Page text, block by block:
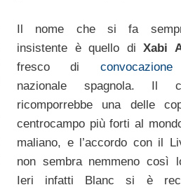
Il nome che si fa
insistente è quello di Xabi
fresco di
nazionale spagnola. Il
ricomporrebbe una delle
centrocampo più forti al
maliano, e l’accordo con il
non sembra nemmeno così
Ieri infatti Blanc si è